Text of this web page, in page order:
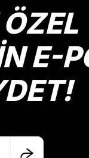
E-